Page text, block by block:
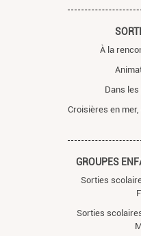
À la
Dans
Croisières en
GROUPES
Sorties
Sorties